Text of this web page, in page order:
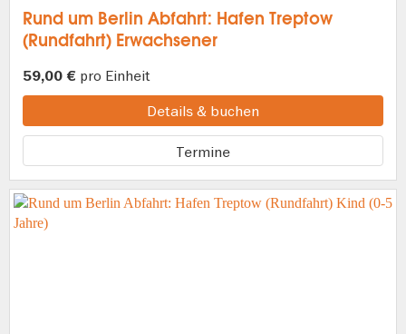
Rund um Berlin Abfahrt: Hafen Treptow
(Rundfahrt) Erwachsener
59,00 € pro Einheit
Details & buchen
Termine